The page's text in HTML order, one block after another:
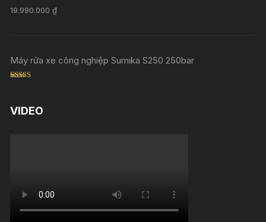
Rated5.00
out of 5
19.990.000₫
Máy rửa xe công nghiệp Sumika S250 250bar
VIDEO